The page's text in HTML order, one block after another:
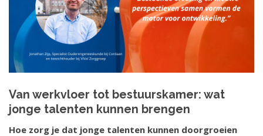
Van werkvloer tot bestuurskamer: wat
jonge talenten kunnen brengen
Hoe zorg je dat jonge talenten kunnen doorgroeien